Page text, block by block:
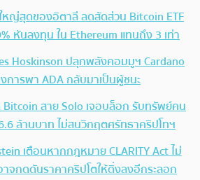
หญ่สุดของอิตาลี ลดสัดส่วน Bitcoin ETF
หันลงทุน ใน Ethereum แทนถึง 3 เท่า
Hoskinson ปลุกพลังคอมมูฯ Cardano
การพา ADA กลับมาเป็นผู้ชนะ
สาย Solo เจอบล็อก รับทรัพย์คน
ล้านบาท ไม่สนวิกฤตศรัทธาคริปโทฯ
เตือนหากกฎหมาย CLARITY Act ไม่
จกดดันราคาคริปโตให้ดิ่งลงอีกระลอก